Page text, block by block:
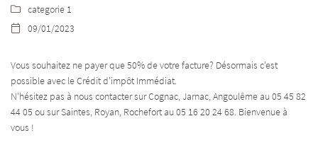
Adresse email de réception
En cochant cette case, vous consentez à recevoir nos propositions commerciales à l'adresse
email indiqué ci-dessus. Vous pouvez vous désinscrire à tout moment en utilisantle
 categorie 1
 09/01/2023
Vous souhaitez ne payer que 50% de votre facture? Désormais c'est
possible avec le Crédit d'impôt Immédiat.
N'hésitez pas à nous contacter sur Cognac, Jarnac, Angoulême au 05 45 82
44 05 ou sur Saintes, Royan, Rochefort au 05 16 20 24 68. Bienvenue à
vous !